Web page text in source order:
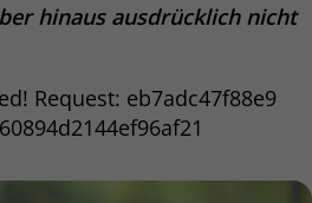
hinaus ausdrücklich nicht
Request: eb7adc47f88e9